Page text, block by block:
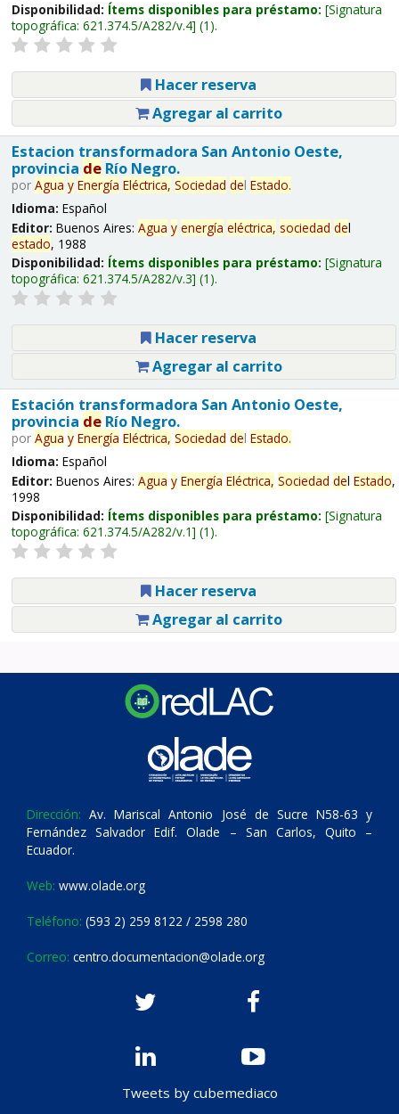
Disponibilidad: Ítems disponibles para préstamo: Signatura
topográfica: 621.374.5/A282/v.4 (1).
Hacer reserva
Agregar al carrito
Estacion transformadora San Antonio Oeste,
provincia deRío Negro.
por Agua y Energía Eléctrica, Sociedad del Estado.
Idioma: Español
Editor: Buenos Aires: Agua y energía eléctrica, sociedad del
estado, 1988
Disponibilidad: Ítems disponibles para préstamo: Signatura
topográfica: 621.374.5/A282/v.3 (1).
Hacer reserva
Agregar al carrito
Estación transformadora San Antonio Oeste,
provincia deRío Negro.
por Agua y Energía Eléctrica, Sociedad del Estado.
Idioma: Español
Editor: Buenos Aires: Agua y Energía Eléctrica, Sociedad del Estado,
1998
Disponibilidad: Ítems disponibles para préstamo: Signatura
topográfica: 621.374.5/A282/v.1 (1).
Hacer reserva
Agregar al carrito
Dirección: Av. Mariscal Antonio José de Sucre N58-63 y
Fernández Salvador Edif. Olade – San Carlos, Quito –
Ecuador.
Web: www.olade.org
Teléfono: (593 2) 259 8122 / 2598 280
Correo: centro.documentacion@olade.org
Tweets by cubemediaco